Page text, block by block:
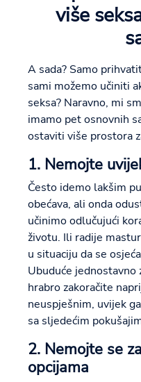
više
A sada? Samo
sami možemo učiniti
seksa? Naravno, mi
imamo pet osnovnih
ostaviti više prostora
1. Nemojte
Često idemo lakšim
obećava, ali onda
učinimo odlučujući
životu. Ili radije
u situaciju da se
Ubuduće
hrabro zakoračite
neuspješnim, uvijek
sa sljedećim
2. Nemojte se
opcijama